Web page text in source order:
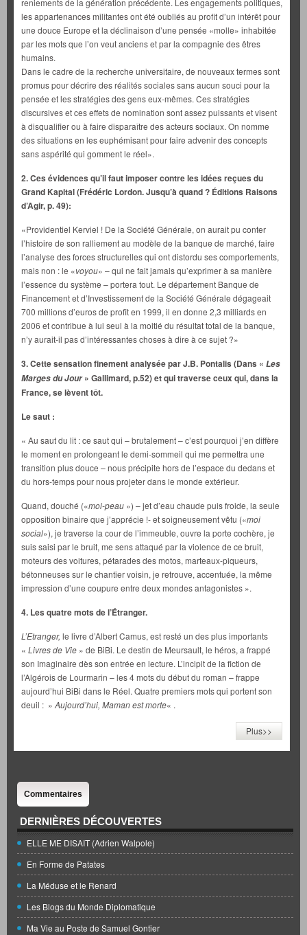
reniements de la génération précédente. Les engagements politiques,
les appartenances militantes ont été oubliés au profit d’un intérêt pour
une douce Europe et la déclinaison d’une pensée «molle» inhabitée
par les mots que l’on veut anciens et par la compagnie des êtres
humains.
Dans le cadre de la recherche universitaire, de nouveaux termes sont
promus pour décrire des réalités sociales sans aucun souci pour la
pensée et les stratégies des gens eux-mêmes. Ces stratégies
discursives et ces effets de nomination sont assez puissants et visent
à disqualifier ou à faire disparaître des acteurs sociaux. On nomme
des situations en les euphémisant pour faire advenir des concepts
sans aspérité qui gomment le réel».
2. Ces évidences qu’il faut imposer contre les idées reçues du
Grand Kapital (Frédéric Lordon. Jusqu’à quand ? Éditions Raisons
d’Agir, p. 49):
«Providentiel Kerviel ! De la Société Générale, on aurait pu conter
l’histoire de son ralliement au modèle de la banque de marché, faire
l’analyse des forces structurelles qui ont distordu ses comportements,
mais non : le «voyou» – qui ne fait jamais qu’exprimer à sa manière
l’essence du système – portera tout. Le département Banque de
Financement et d’Investissement de la Société Générale dégageait
700 millions d’euros de profit en 1999, il en donne 2,3 milliards en
2006 et contribue à lui seul à la moitié du résultat total de la banque,
n’y aurait-il pas d’intéressantes choses à dire à ce sujet ?»
3. Cette sensation finement analysée par J.B. Pontalis (Dans « Les
Marges du Jour» Gallimard, p.52) et qui traverse ceux qui, dans la
France, se lèvent tôt.
Le saut :
« Au saut du lit : ce saut qui – brutalement – c’est pourquoi j’en diffère
le moment en prolongeant le demi-sommeil qui me permettra une
transition plus douce – nous précipite hors de l’espace du dedans et
du hors-temps pour nous projeter dans le monde extérieur.
Quand, douché («moi-peau ») – jet d’eau chaude puis froide, la seule
opposition binaire que j’apprécie !- et soigneusement vêtu («moi
social»), je traverse la cour de l’immeuble, ouvre la porte cochère, je
suis saisi par le bruit, me sens attaqué par la violence de ce bruit,
moteurs des voitures, pétarades des motos, marteaux-piqueurs,
bétonneuses sur le chantier voisin, je retrouve, accentuée, la même
impression d’une coupure entre deux mondes antagonistes ».
4. Les quatre mots de l’Étranger.
L’Etranger, le livre d’Albert Camus, est resté un des plus importants
« Livres de Vie » de BiBi. Le destin de Meursault, le héros, a frappé
son Imaginaire dès son entrée en lecture. L’incipit de la fiction de
l’Algérois de Lourmarin – les 4 mots du début du roman – frappe
aujourd’hui BiBi dans le Réel. Quatre premiers mots qui portent son
deuil : » Aujourd’hui, Maman est morte« .
Plus>>
Commentaires
DERNIÈRES DÉCOUVERTES
ELLE ME DISAIT (Adrien Walpole)
En Forme de Patates
La Méduse et le Renard
Les Blogs du Monde Diplomatique
Ma Vie au Poste de Samuel Gontier